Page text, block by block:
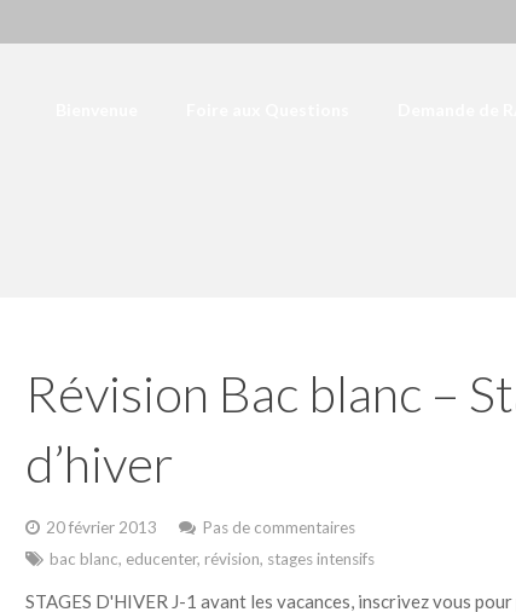
Révision Bac blanc –
d’hiver
20 février 2013
Pas de commentaires
bac blanc, educenter, révision, stages intensifs
STAGES D'HIVER J-1 avant les vacances, inscrivez vous